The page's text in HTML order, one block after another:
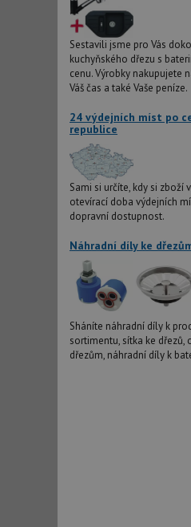
Sestavili jsme pro Vás
kuchyňského dřezu s
cenu. Výrobky nakupujete
Váš čas a také Vaše peníze.
24 výdejních míst po
republice
Sami si určíte, kdy si zboží
otevírací doba výdejních
dopravní dostupnost.
Náhradní díly ke
Sháníte náhradní díly k
sortimentu, sítka ke dřezů,
dřezům, náhradní díly k